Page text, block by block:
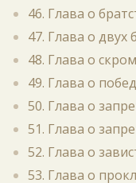
46. Глава о
47. Глава о двух
48. Глава о
49. Глава о
50. Глава о
51. Глава о
52. Глава о
53. Глава о